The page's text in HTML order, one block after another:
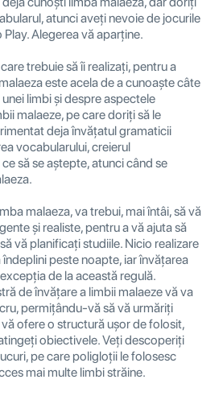
atunci aveți nevoie de jocurile
Alegerea vă aparține.
trebuie să îi realizați, pentru a
este acela de a cunoaște câte
limbi și despre aspectele
malaeze, pe care doriți să le
deja învățatul gramaticii
vocabularului, creierul
să se aștepte, atunci când se
malaeza, va trebui, mai întâi, să vă
și realiste, pentru a vă ajuta să
vă planificați studiile. Nicio realizare
peste noapte, iar învățarea
de la această regulă.
de învățare a limbii malaeze vă va
permițându-vă să vă urmăriți
ofere o structură ușor de folosit,
obiectivele. Veți descoperiți
pe care poligloții le folosesc
mai multe limbi străine.